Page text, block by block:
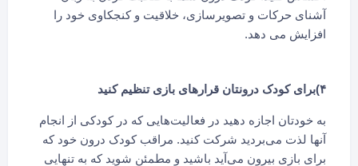
آشنای حرکات و تصویرسازی، خلاقیت و کنجکاوی خود را
افزایش می دهد.
۴)برای کودک درونتان قرارهای بازی تنظیم کنید
به خودتان اجازه دهید در فعالیت‌هایی که در کودکی از انجام
آنها لذت می‌بردید شرکت کنید. مراقب کودک درون خود که
برای بازی بیرون می‌آید باشید و مطمئن شوید که به تنهایی